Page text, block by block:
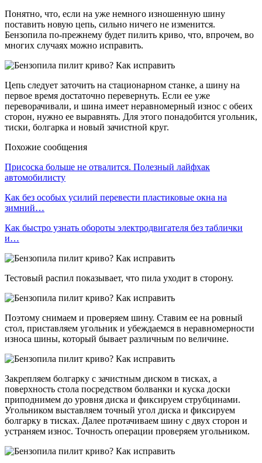
Понятно, что, если на уже немного изношенную шину
поставить новую цепь, сильно ничего не изменится.
Бензопила по-прежнему будет пилить криво, что, впрочем, во
многих случаях можно исправить.
Цепь следует заточить на стационарном станке, а шину на
первое время достаточно перевернуть. Если ее уже
переворачивали, и шина имеет неравномерный износ с обеих
сторон, нужно ее выравнять. Для этого понадобится угольник,
тиски, болгарка и новый зачистной круг.
Похожие сообщения
Присоска больше не отвалится. Полезный лайфхак
автомобилисту
Как без особых усилий перевести пластиковые окна на
зимний…
Как быстро узнать обороты электродвигателя без таблички
и…
Тестовый распил показывает, что пила уходит в сторону.
Поэтому снимаем и проверяем шину. Ставим ее на ровный
стол, приставляем угольник и убеждаемся в неравномерности
износа шины, который бывает различным по величине.
Закрепляем болгарку с зачистным диском в тисках, а
поверхность стола посредством болванки и куска доски
приподнимем до уровня диска и фиксируем струбцинами.
Угольником выставляем точный угол диска и фиксируем
болгарку в тисках. Далее протачиваем шину с двух сторон и
устраняем износ. Точность операции проверяем угольником.